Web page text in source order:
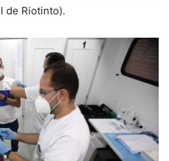
de Riotinto).